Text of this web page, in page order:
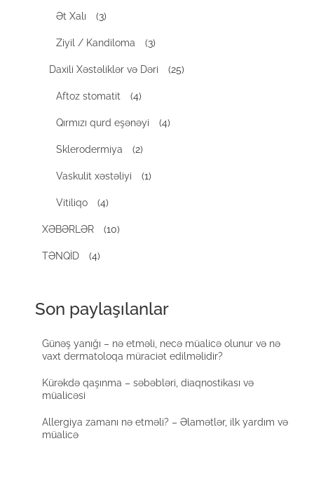
Ət Xalı (3)
Ziyil / Kandiloma (3)
Daxili Xəstəliklər və Dəri (25)
Aftoz stomatit (4)
Qırmızı qurd eşənəyi (4)
Sklerodermiya (2)
Vaskulit xəstəliyi (1)
Vitiliqo (4)
XƏBƏRLƏR (10)
TƏNQİD (4)
Son paylaşılanlar
Günəş yanığı – nə etməli, necə müalicə olunur və nə
vaxt dermatoloqa müraciət edilməlidir?
Kürəkdə qaşınma – səbəbləri, diaqnostikası və
müalicəsi
Allergiya zamanı nə etməli? – Əlamətlər, ilk yardım və
müalicə